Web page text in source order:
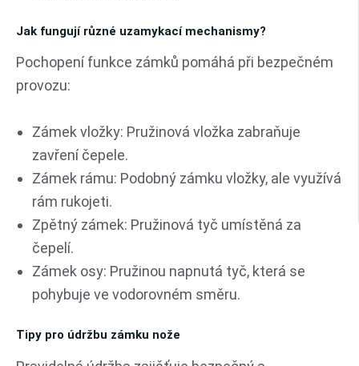
Jak fungují různé uzamykací mechanismy?
Pochopení funkce zámků pomáhá při bezpečném
provozu:
Zámek vložky: Pružinová vložka zabraňuje
zavření čepele.
Zámek rámu: Podobný zámku vložky, ale využívá
rám rukojeti.
Zpětný zámek: Pružinová tyč umístěná za
čepelí.
Zámek osy: Pružinou napnutá tyč, která se
pohybuje ve vodorovném směru.
Tipy pro údržbu zámku nože